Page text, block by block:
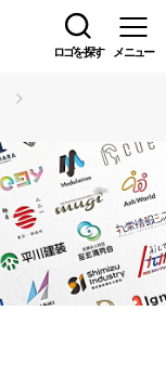
ロゴを探す メニュー